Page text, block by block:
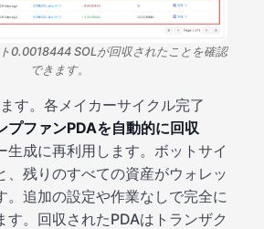
0.0018444 SOLが回収されたことを確認
できます。
す。各メイカーサイクル完了
プファンPDAを自動的に回収
生成に再利用します。ボットサイ
、残りのすべての資産がウォレッ
。追加の設定や作業なしで完全に
す。回収されたPDAはトランザク